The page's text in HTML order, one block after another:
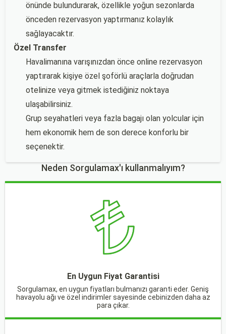
önünde bulundurarak, özellikle yoğun sezonlarda
önceden rezervasyon yaptırmanız kolaylık
sağlayacaktır.
Özel Transfer
Havalimanına varışınızdan önce online rezervasyon
yaptırarak kişiye özel şoförlü araçlarla doğrudan
otelinize veya gitmek istediğiniz noktaya
ulaşabilirsiniz.
Grup seyahatleri veya fazla bagajı olan yolcular için
hem ekonomik hem de son derece konforlu bir
seçenektir.
Neden Sorgulamax'ı kullanmalıyım?
En Uygun Fiyat Garantisi
Sorgulamax, en uygun fiyatları bulmanızı garanti eder. Geniş
havayolu ağı ve özel indirimler sayesinde cebinizden daha az
para çıkar.